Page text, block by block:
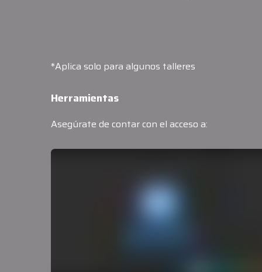
*Aplica solo para algunos talleres
Herramientas
Asegúrate de contar con el acceso a: